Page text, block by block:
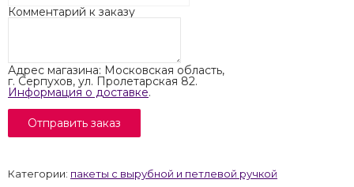
Комментарий к заказу
Адрес магазина: Московская область,
г. Серпухов, ул. Пролетарская 82.
Информация о доставке.
Категории: пакеты с вырубной и петлевой ручкой